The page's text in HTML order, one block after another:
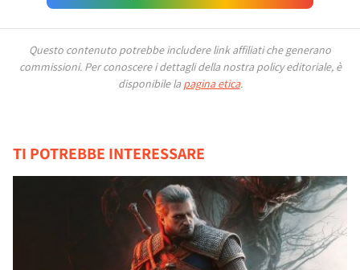
Questo contenuto potrebbe includere link affiliati che generano
commissioni. Per conoscere i dettagli della nostra policy editoriale, è
disponibile la pagina etica.
TI POTREBBE INTERESSARE